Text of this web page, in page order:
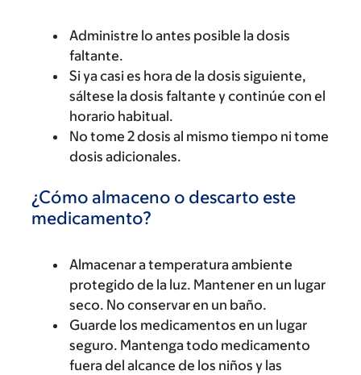
Administre lo antes posible la dosis
faltante.
Si ya casi es hora de la dosis siguiente,
sáltese la dosis faltante y continúe con el
horario habitual.
No tome 2 dosis al mismo tiempo ni tome
dosis adicionales.
¿Cómo almaceno o descarto este
medicamento?
Almacenar a temperatura ambiente
protegido de la luz. Mantener en un lugar
seco. No conservar en un baño.
Guarde los medicamentos en un lugar
seguro. Mantenga todo medicamento
fuera del alcance de los niños y las